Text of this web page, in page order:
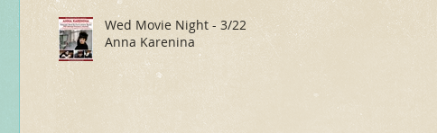
Wed Movie Night - 3/22:
Anna Karenina